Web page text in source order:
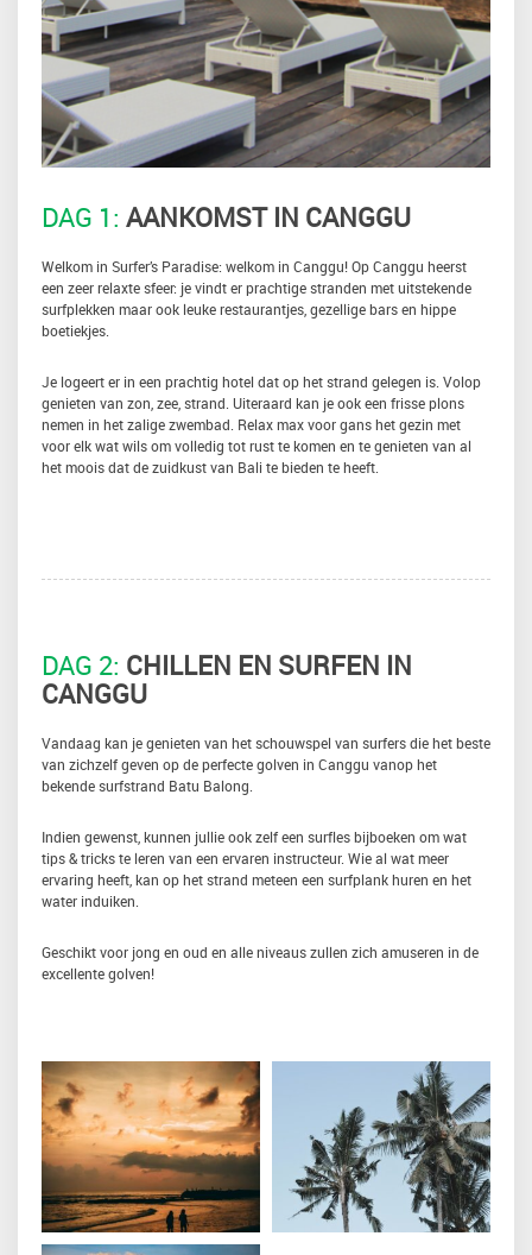
DAG 1: AANKOMST IN CANGGU
Welkom in Surfer’s Paradise: welkom in Canggu! Op Canggu heerst
een zeer relaxte sfeer: je vindt er prachtige stranden met uitstekende
surfplekken maar ook leuke restaurantjes, gezellige bars en hippe
boetiekjes.
Je logeert er in een prachtig hotel dat op het strand gelegen is. Volop
genieten van zon, zee, strand. Uiteraard kan je ook een frisse plons
nemen in het zalige zwembad. Relax max voor gans het gezin met
voor elk wat wils om volledig tot rust te komen en te genieten van al
het moois dat de zuidkust van Bali te bieden te heeft.
DAG 2: CHILLEN EN SURFEN IN
CANGGU
Vandaag kan je genieten van het schouwspel van surfers die het beste
van zichzelf geven op de perfecte golven in Canggu vanop het
bekende surfstrand Batu Balong.
Indien gewenst, kunnen jullie ook zelf een surfles bijboeken om wat
tips & tricks te leren van een ervaren instructeur. Wie al wat meer
ervaring heeft, kan op het strand meteen een surfplank huren en het
water induiken.
Geschikt voor jong en oud en alle niveaus zullen zich amuseren in de
excellente golven!